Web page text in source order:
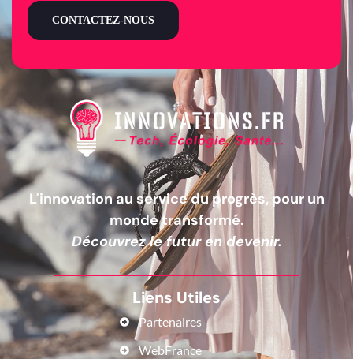
L'innovation au service du progrès, pour un
monde transformé.
Découvrez le futur en devenir.
Liens Utiles
Partenaires
WebFrance
CONTACTEZ-NOUS